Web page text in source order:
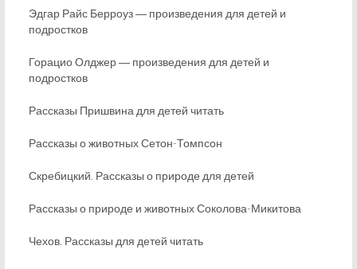
Эдгар Райс Берроуз ― произведения для детей и
подростков
Горацио Олджер ― произведения для детей и
подростков
Рассказы Пришвина для детей читать
Рассказы о животных Сетон-Томпсон
Скребицкий. Рассказы о природе для детей
Рассказы о природе и животных Соколова-Микитова
Чехов. Рассказы для детей читать